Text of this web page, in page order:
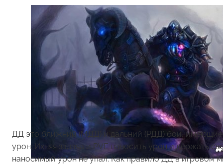
ДД это ближний (МДД) и дальний (РДД) бои,
урон. Ихняя задача и PVE наносить урон и держать
наносимый урон не упал. Как правило ДД в игровом